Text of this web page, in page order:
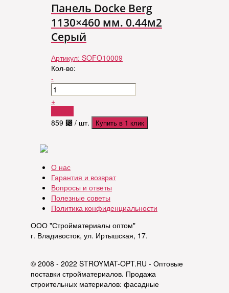
Панель Docke Berg
1130×460 мм. 0.44м2
Серый
Артикул: SOFO10009
Кол-во:
-
+
859 ⃄ / шт. Купить в 1 клик
О нас
Гарантия и возврат
Вопросы и ответы
Полезные советы
Политика конфиденциальности
ООО "Стройматериалы оптом"
г. Владивосток, ул. Иртышская, 17.
© 2008 - 2022 STROYMAT-OPT.RU - Оптовые
поставки стройматериалов. Продажа
строительных материалов: фасадные